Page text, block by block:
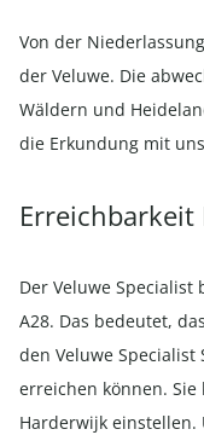
Von der
der Veluwe. Die
Wäldern und
die Erkundung mit
Der Veluwe
A28. Das bedeutet,
den Veluwe
erreichen können.
Harderwijk